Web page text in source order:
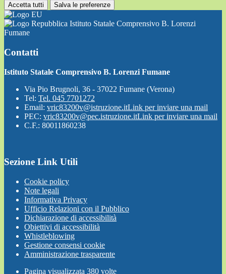
Accetta tutti Salva le preferenze
Istituto Statale Comprensivo B. Lorenzi
Fumane
Contatti
Istituto Statale Comprensivo B. Lorenzi Fumane
Via Pio Brugnoli, 36 - 37022 Fumane (Verona)
Tel: Tel. 045 7701272
Email: vric83200v@istruzione.itLink per inviare una mail
PEC: vric83200v@pec.istruzione.itLink per inviare una mail
C.F.: 80011860238
Sezione Link Utili
Cookie policy
Note legali
Informativa Privacy
Ufficio Relazioni con il Pubblico
Dichiarazione di accessibilità
Obiettivi di accessibilità
Whistleblowing
Gestione consensi cookie
Amministrazione trasparente
Pagina visualizzata 380 volte